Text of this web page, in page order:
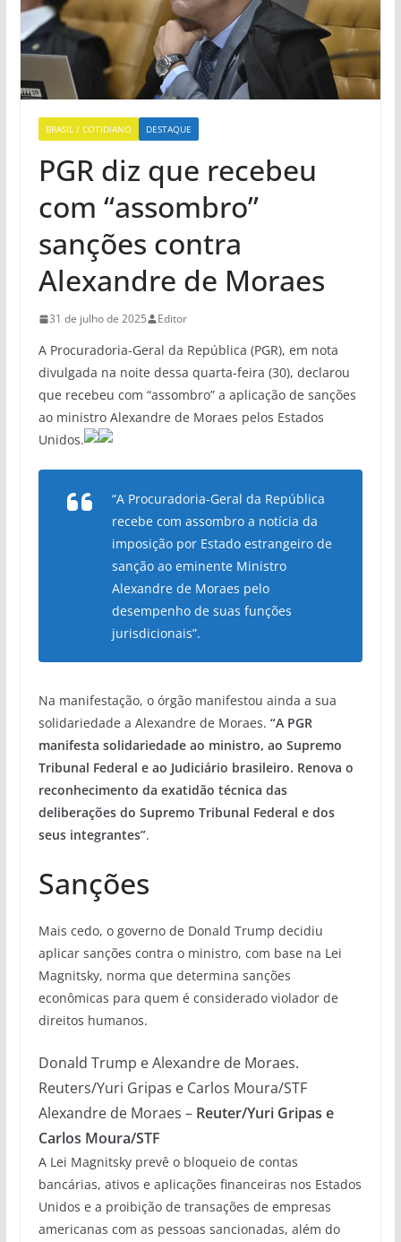
BRASIL / COTIDIANO DESTAQUE
PGR diz que recebeu
com “assombro”
sanções contra
Alexandre de Moraes
31 de julho de 2025 Editor
A Procuradoria-Geral da República (PGR), em nota
divulgada na noite dessa quarta-feira (30), declarou
que recebeu com “assombro” a aplicação de sanções
ao ministro Alexandre de Moraes pelos Estados
Unidos.
“A Procuradoria-Geral da República
recebe com assombro a notícia da
imposição por Estado estrangeiro de
sanção ao eminente Ministro
Alexandre de Moraes pelo
desempenho de suas funções
jurisdicionais”.
Na manifestação, o órgão manifestou ainda a sua
solidariedade a Alexandre de Moraes. “A PGR
manifesta solidariedade ao ministro, ao Supremo
Tribunal Federal e ao Judiciário brasileiro. Renova o
reconhecimento da exatidão técnica das
deliberações do Supremo Tribunal Federal e dos
seus integrantes”.
Sanções
Mais cedo, o governo de Donald Trump decidiu
aplicar sanções contra o ministro, com base na Lei
Magnitsky, norma que determina sanções
econômicas para quem é considerado violador de
direitos humanos.
Donald Trump e Alexandre de Moraes.
Reuters/Yuri Gripas e Carlos Moura/STF
Alexandre de Moraes – Reuter/Yuri Gripas e
Carlos Moura/STF
A Lei Magnitsky prevê o bloqueio de contas
bancárias, ativos e aplicações financeiras nos Estados
Unidos e a proibição de transações de empresas
americanas com as pessoas sancionadas, além do